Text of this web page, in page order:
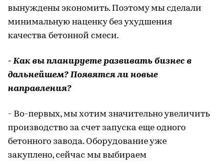
вынуждены экономить. Поэтому мы сделали
минимальную наценку без ухудшения
качества бетонной смеси.
- Как вы планируете развивать бизнес в
дальнейшем? Появятся ли новые
направления?
- Во-первых, мы хотим значительно увеличить
производство за счет запуска еще одного
бетонного завода. Оборудование уже
закуплено, сейчас мы выбираем